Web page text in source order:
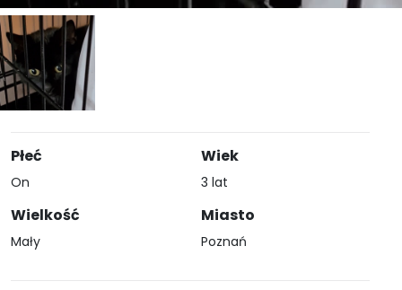
Płeć
On
Wielkość
Mały
Wiek
3 lat
Miasto
Poznań